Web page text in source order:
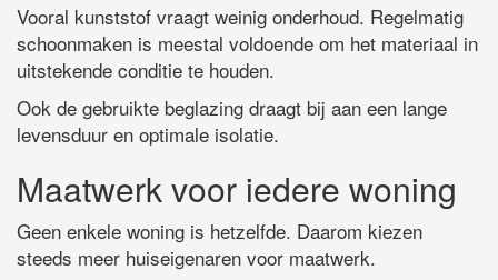
Vooral kunststof vraagt weinig onderhoud. Regelmatig
schoonmaken is meestal voldoende om het materiaal in
uitstekende conditie te houden.
Ook de gebruikte beglazing draagt bij aan een lange
levensduur en optimale isolatie.
Maatwerk voor iedere woning
Geen enkele woning is hetzelfde. Daarom kiezen
steeds meer huiseigenaren voor maatwerk.